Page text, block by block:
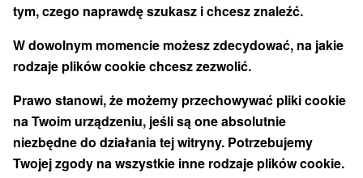
9,5 doskonały 19 recenzji
tym, czego naprawdę szukasz i chcesz znaleźć.
W dowolnym momencie możesz zdecydować, na jakie
rodzaje plików cookie chcesz zezwolić.
Prawo stanowi, że możemy przechowywać pliki cookie
na Twoim urządzeniu, jeśli są one absolutnie
niezbędne do działania tej witryny. Potrzebujemy
Twojej zgody na wszystkie inne rodzaje plików cookie.